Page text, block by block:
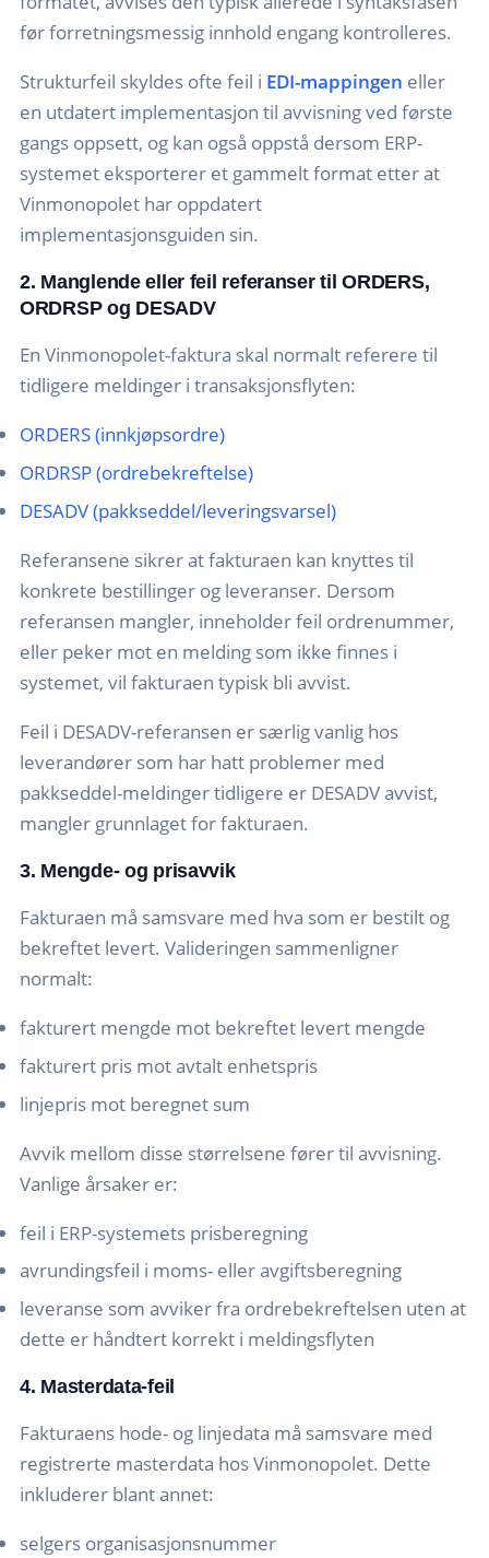
før forretningsmessig innhold engang kontrolleres.
Strukturfeil skyldes ofte feil i EDI-mappingen eller
en utdatert implementasjon til avvisning ved første
gangs oppsett, og kan også oppstå dersom ERP-
systemet eksporterer et gammelt format etter at
Vinmonopolet har oppdatert
implementasjonsguiden sin.
2. Manglende eller feil referanser til ORDERS,
ORDRSP og DESADV
En Vinmonopolet-faktura skal normalt referere til
tidligere meldinger i transaksjonsflyten:
ORDERS (innkjøpsordre)
ORDRSP (ordrebekreftelse)
DESADV (pakkseddel/leveringsvarsel)
Referansene sikrer at fakturaen kan knyttes til
konkrete bestillinger og leveranser. Dersom
referansen mangler, inneholder feil ordrenummer,
eller peker mot en melding som ikke finnes i
systemet, vil fakturaen typisk bli avvist.
Feil i DESADV-referansen er særlig vanlig hos
leverandører som har hatt problemer med
pakkseddel-meldinger tidligere er DESADV avvist,
mangler grunnlaget for fakturaen.
3. Mengde- og prisavvik
Fakturaen må samsvare med hva som er bestilt og
bekreftet levert. Valideringen sammenligner
normalt:
fakturert mengde mot bekreftet levert mengde
fakturert pris mot avtalt enhetspris
linjepris mot beregnet sum
Avvik mellom disse størrelsene fører til avvisning.
Vanlige årsaker er:
feil i ERP-systemets prisberegning
avrundingsfeil i moms- eller avgiftsberegning
leveranse som avviker fra ordrebekreftelsen uten at
dette er håndtert korrekt i meldingsflyten
4. Masterdata-feil
Fakturaens hode- og linjedata må samsvare med
registrerte masterdata hos Vinmonopolet. Dette
inkluderer blant annet:
selgers organisasjonsnummer